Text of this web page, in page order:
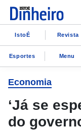
IstoÉ Revista
Esportes Menu
Economia
‘Já se
do